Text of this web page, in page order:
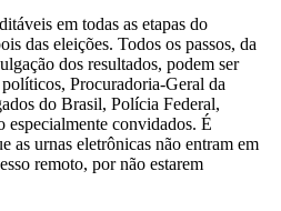
em todas as etapas do
das eleições. Todos os passos, da
dos resultados, podem ser
Procuradoria-Geral da
do Brasil, Polícia Federal,
especialmente convidados. É
as urnas eletrônicas não entram em
remoto, por não estarem